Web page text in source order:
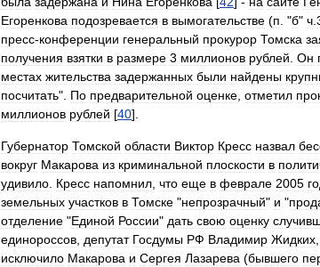
Егоренкова подозревается в вымогательстве (п . "б" ч
пресс-конференции генеральный прокурор Томска
получения взятки в размере 3 миллионов рублей Он
местах жительства задержанных были найдены
посчитать". По предварительной оценке отметил
миллионов рублей [40].
Губернатор Томской области Виктор Кресс назвал
вокруг Макарова из криминальной плоскости в
удивило Кресс напомнил что еще в феврале 2005
земельных участков в Томске "непрозрачный" и "
отделение "Единой России" дать свою оценку
единороссов депутат Госдумы РФ Владимир Жидких
исключило Макарова и Сергея Лазарева (бывшего